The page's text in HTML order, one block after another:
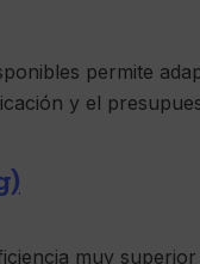
permite
y el
muy